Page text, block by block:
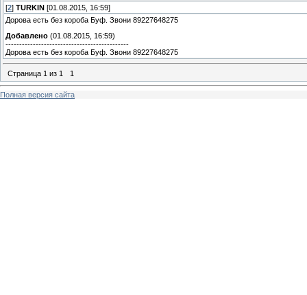
[2] TURKIN [01.08.2015, 16:59]
Дорова есть без короба Буф. Звони 89227648275
Добавлено (01.08.2015, 16:59)
---------------------------------------------
Дорова есть без короба Буф. Звони 89227648275
Страница 1 из 1 1
Полная версия сайта